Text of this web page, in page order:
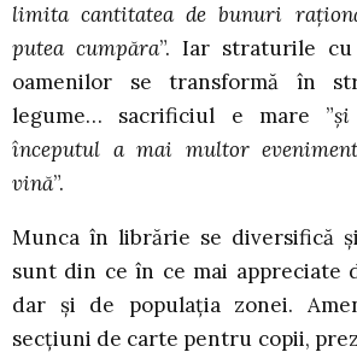
limita cantitatea de bunuri
putea cumpăra”. Iar straturile
oamenilor se transformă în
legume… sacrificiul e mare ”
începutul a mai multor
vină”.
Munca în librărie se diversifică
sunt din ce în ce mai appreciate
dar și de populația zonei.
secțiuni de carte pentru copii,